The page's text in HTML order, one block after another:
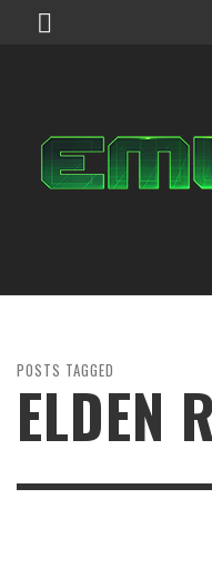
POSTS TAGGED
ELDEN